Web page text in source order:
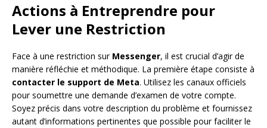
Actions à Entreprendre pour
Lever une Restriction
Face à une restriction sur Messenger, il est crucial d’agir de
manière réfléchie et méthodique. La première étape consiste à
contacter le support de Meta. Utilisez les canaux officiels
pour soumettre une demande d’examen de votre compte.
Soyez précis dans votre description du problème et fournissez
autant d’informations pertinentes que possible pour faciliter le